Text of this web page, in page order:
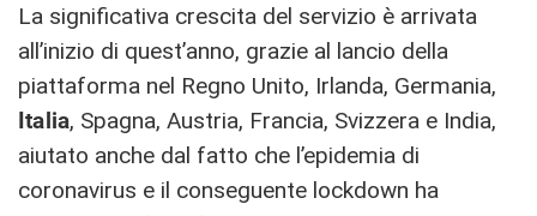
La significativa crescita del servizio è arrivata
all’inizio di quest’anno, grazie al lancio della
piattaforma nel Regno Unito, Irlanda, Germania,
Italia, Spagna, Austria, Francia, Svizzera e India,
aiutato anche dal fatto che l’epidemia di
coronavirus e il conseguente lockdown ha